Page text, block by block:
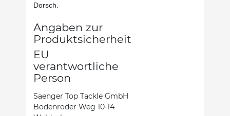
Dorsch.
Angaben zur
Produktsicherheit
EU
verantwortliche
Person
Saenger Top Tackle GmbH
Bodenroder Weg 10-14